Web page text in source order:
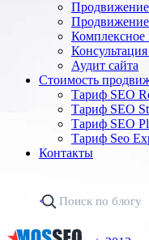
Продвижение
Комплексное
Аудит сайта
Стоимость
Тариф SEO
Тариф SEO
Тариф SEO
Тариф Seo
Контакты